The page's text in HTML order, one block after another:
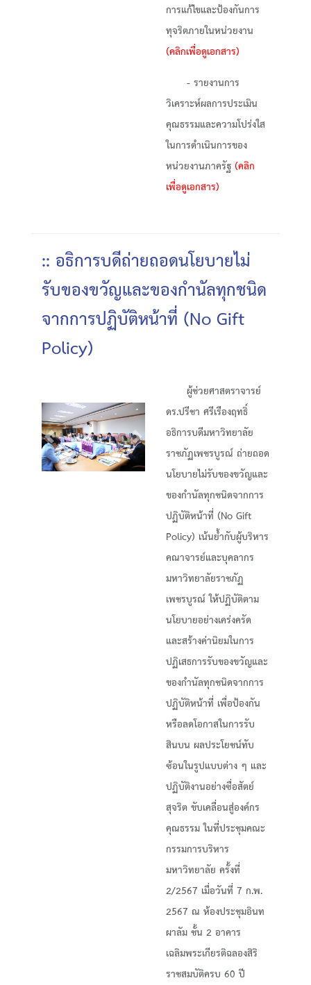
การแก้ไขและป้องกันการ
ทุจริตภายในหน่วยงาน
(คลิกเพื่อดูเอกสาร)
- รายงานการ
วิเคราะห์ผลการประเมิน
คุณธรรมและความโปร่งใส
ในการดำเนินการของ
หน่วยงานภาครัฐ (คลิก
เพื่อดูเอกสาร)
:: อธิการบดีถ่ายถอดนโยบายไม่
รับของขวัญและของกำนัลทุกชนิด
จากการปฏิบัติหน้าที่ (No Gift
Policy)
Previous Next
ผู้ช่วยศาสตราจารย์
ดร.ปรีชา ศรีเรืองฤทธิ์
อธิการบดีมหาวิทยาลัย
ราชภัฏเพชรบูรณ์ ถ่ายถอด
นโยบายไม่รับของขวัญและ
ของกำนัลทุกชนิดจากการ
ปฏิบัติหน้าที่ (No Gift
Policy) เน้นย้ำกับผู้บริหาร
คณาจารย์และบุคลากร
มหาวิทยาลัยราชภัฏ
เพชรบูรณ์ ให้ปฏิบัติตาม
นโยบายอย่างเคร่งครัด
และสร้างค่านิยมในการ
ปฏิเสธการรับของขวัญและ
ของกำนัลทุกชนิดจากการ
ปฏิบัติหน้าที่ เพื่อป้องกัน
หรือลดโอกาสในการรับ
สินบน ผลประโยชน์ทับ
ซ้อนในรูปแบบต่าง ๆ และ
ปฏิบัติงานอย่างซื่อสัตย์
สุจริต ขับเคลื่อนสู่องค์กร
คุณธรรม ในที่ประชุมคณะ
กรรมการบริหาร
มหาวิทยาลัย ครั้งที่
2/2567 เมื่อวันที่ 7 ก.พ.
2567 ณ ห้องประชุมอินท
ผาลัม ชั้น 2 อาคาร
เฉลิมพระเกียรติฉลองสิริ
ราชสมบัติครบ 60 ปี